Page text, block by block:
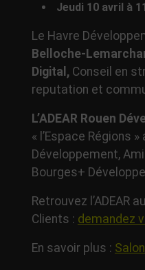
Jeudi 10 avril à
Le Havre
Belloche-
Digital,Conseil en
reputation et
L’ADEAR Rouen
« l’Espace Régions
Développement,
Bourges+
Retrouvez l’ADEAR
Clients : demandez
En savoir plus :